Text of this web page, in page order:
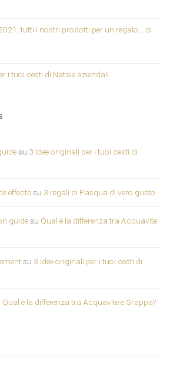
tutti i nostri prodotti per un regalo… di
i tuoi cesti di Natale aziendali
su 3 idee originali per i tuoi cesti di
effects su 3 regali di Pasqua di vero gusto
guidesu Qual è la differenza tra Acquavite
su 3 idee originali per i tuoi cesti di
Qual è la differenza tra Acquavite e Grappa?